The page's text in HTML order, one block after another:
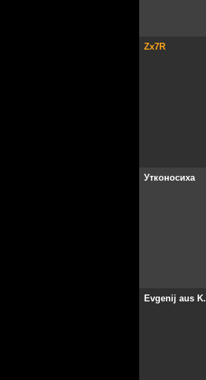
Zx7R
Утконосиха
Evgenij aus K.